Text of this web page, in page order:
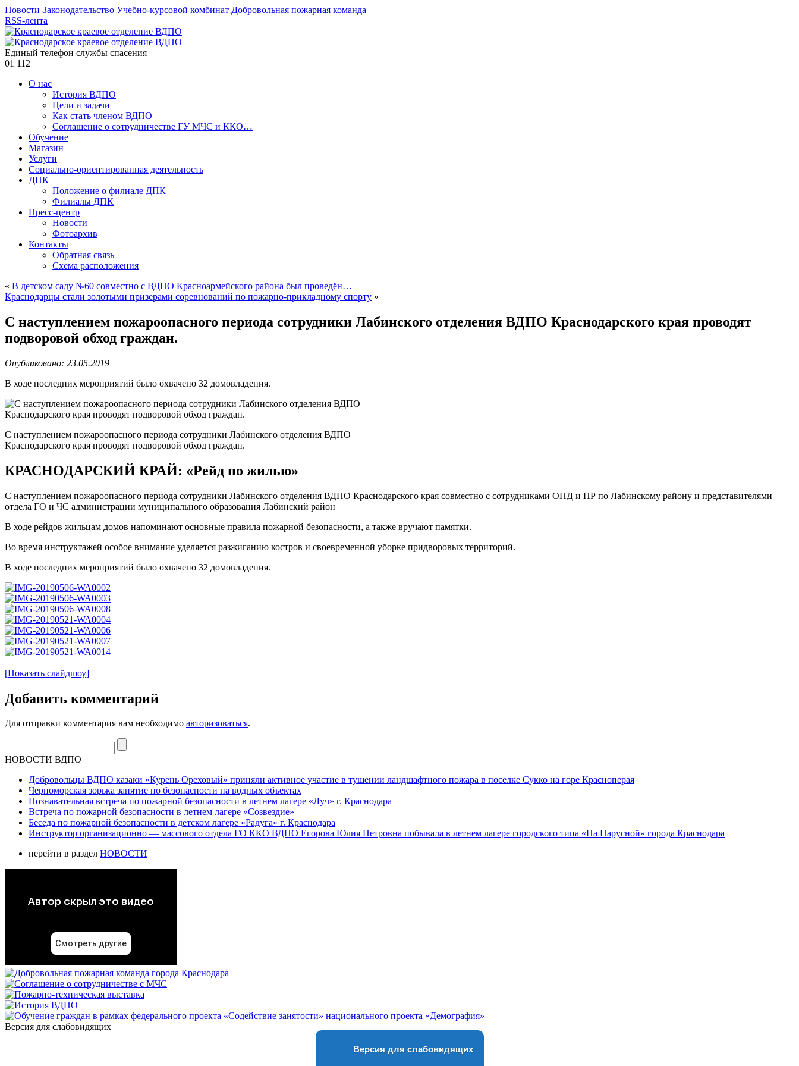
Новости Законодательство Учебно-курсовой комбинат Добровольная пожарная команда
RSS-лента
Единый телефон службы спасения
01 112
О нас
История ВДПО
Цели и задачи
Как стать членом ВДПО
Соглашение о сотрудничестве ГУ МЧС и ККО…
Обучение
Магазин
Услуги
Социально-ориентированная деятельность
ДПК
Положение о филиале ДПК
Филиалы ДПК
Пресс-центр
Новости
Фотоархив
Контакты
Обратная связь
Схема расположения
« В детском саду №60 совместно с ВДПО Красноармейского района был проведён…
Краснодарцы стали золотыми призерами соревнований по пожарно-прикладному спорту »
С наступлением пожароопасного периода сотрудники Лабинского отделения ВДПО Краснодарского края проводят
подворовой обход граждан.
Опубликовано: 23.05.2019
В ходе последних мероприятий было охвачено 32 домовладения.
С наступлением пожароопасного периода сотрудники Лабинского отделения ВДПО
Краснодарского края проводят подворовой обход граждан.
КРАСНОДАРСКИЙ КРАЙ: «Рейд по жилью»
С наступлением пожароопасного периода сотрудники Лабинского отделения ВДПО Краснодарского края совместно с сотрудниками ОНД и ПР по Лабинскому району и представителями
отдела ГО и ЧС администрации муниципального образования Лабинский район
В ходе рейдов жильцам домов напоминают основные правила пожарной безопасности, а также вручают памятки.
Во время инструктажей особое внимание уделяется разжиганию костров и своевременной уборке придворовых территорий.
В ходе последних мероприятий было охвачено 32 домовладения.
[Показать слайдшоу]
Добавить комментарий
Для отправки комментария вам необходимо авторизоваться.
НОВОСТИ ВДПО
Добровольцы ВДПО казаки «Курень Ореховый» приняли активное участие в тушении ландшафтного пожара в поселке Сукко на горе Красноперая
Черноморская зорька занятие по безопасности на водных объектах
Познавательная встреча по пожарной безопасности в летнем лагере «Луч» г. Краснодара
Встреча по пожарной безопасности в летнем лагере «Созвездие»
Беседа по пожарной безопасности в детском лагере «Радуга» г. Краснодара
Инструктор организационно — массового отдела ГО ККО ВДПО Егорова Юлия Петровна побывала в летнем лагере городского типа «На Парусной» города Краснодара
перейти в раздел НОВОСТИ
Версия для слабовидящих
Версия для слабовидящих